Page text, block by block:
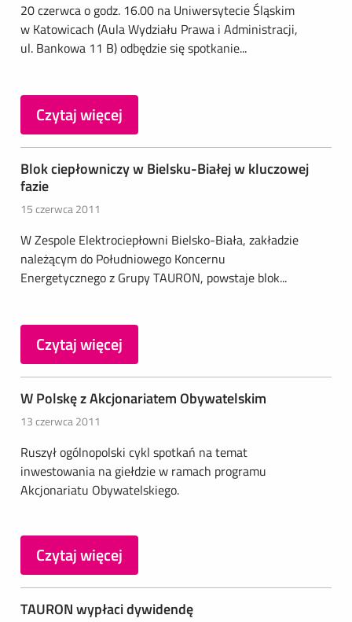
20 czerwca o godz. 16.00 na Uniwersytecie Śląskim
w Katowicach (Aula Wydziału Prawa i Administracji,
ul. Bankowa 11 B) odbędzie się spotkanie...
Czytaj więcej
Blok ciepłowniczy w Bielsku-Białej w kluczowej
fazie
15 czerwca 2011
W Zespole Elektrociepłowni Bielsko-Biała, zakładzie
należącym do Południowego Koncernu
Energetycznego z Grupy TAURON, powstaje blok...
Czytaj więcej
W Polskę z Akcjonariatem Obywatelskim
13 czerwca 2011
Ruszył ogólnopolski cykl spotkań na temat
inwestowania na giełdzie w ramach programu
Akcjonariatu Obywatelskiego.
Czytaj więcej
TAURON wypłaci dywidendę